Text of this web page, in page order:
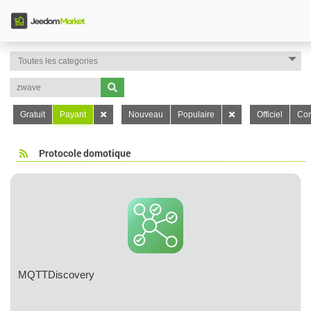
Gratuit Payant Nouveau Populaire Officiel
Protocole domotique
MQTTDiscovery